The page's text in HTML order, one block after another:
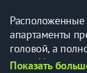
Расположенные
апартаменты
головой, а
стиль. Из окон
Показать